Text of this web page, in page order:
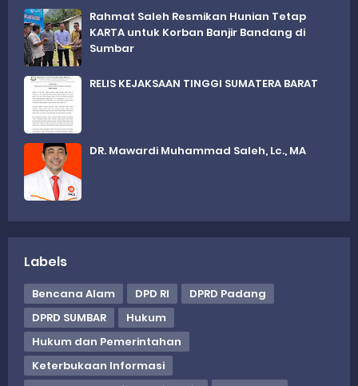
Rahmat Saleh Resmikan Hunian Tetap
KARTA untuk Korban Banjir Bandang di
Sumbar
RELIS KEJAKSAAN TINGGI SUMATERA BARAT
DR. Mawardi Muhammad Saleh, Lc., MA
Labels
Bencana Alam DPD RI
DPRD Padang
DPRD SUMBAR
Hukum
Hukum dan Pemerintahan
Keterbukaan Informasi